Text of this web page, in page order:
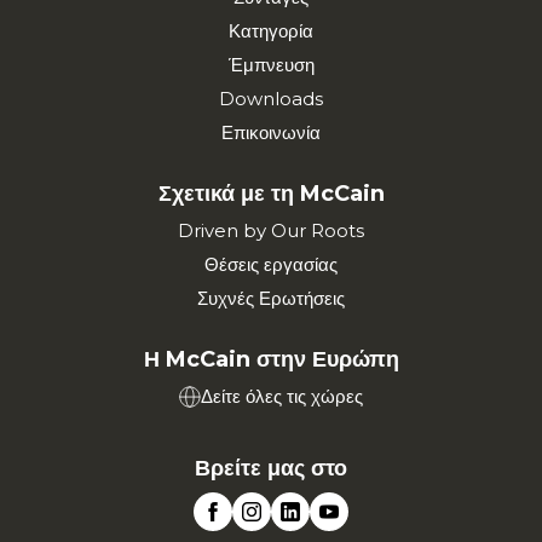
Κατηγορία
Έμπνευση
Downloads
Επικοινωνία
Σχετικά με τη McCain
Driven by Our Roots
Θέσεις εργασίας
Συχνές Ερωτήσεις
Η McCain στην Ευρώπη
Δείτε όλες τις χώρες
Βρείτε μας στο